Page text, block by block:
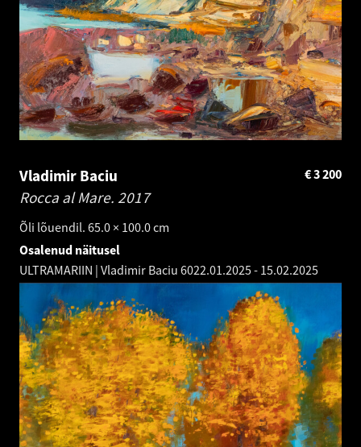
Vladimir Baciu
Rocca al Mare. 2017
Õli lõuendil. 65.0 × 100.0 cm
3 200
€
Osalenud näitusel
ULTRAMARIIN | Vladimir Baciu 6022.01.2025- 15.02.2025